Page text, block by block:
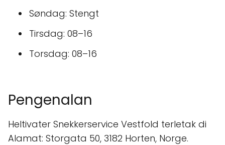
Søndag: Stengt
Tirsdag: 08–16
Torsdag: 08–16
Pengenalan
Heltivater Snekkerservice Vestfold terletak di
Alamat: Storgata 50, 3182 Horten, Norge.